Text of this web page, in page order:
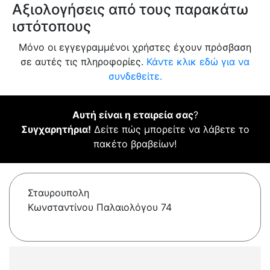
Αξιολογήσεις από τους παρακάτω
ιστότοπους
Μόνο οι εγγεγραμμένοι χρήστες έχουν πρόσβαση
σε αυτές τις πληροφορίες. Κάντε κλικ εδώ για να
συνδεθείτε.
Αυτή είναι η εταιρεία σας?
Συγχαρητήρια! Δείτε πώς μπορείτε να λάβετε το
πακέτο βραβείων!
Σταυρουπολη
Κωνσταντίνου Παλαιολόγου 74